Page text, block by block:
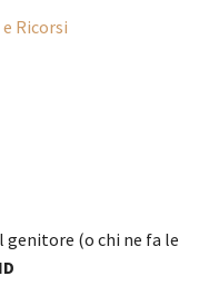
Ricorsi
genitore (o chi ne fa le